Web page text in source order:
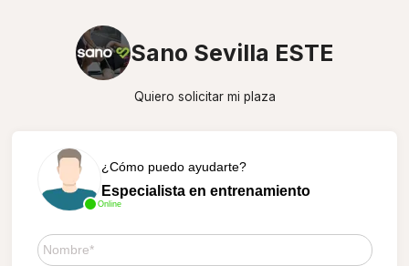
Sano Sevilla ESTE
Quiero solicitar mi plaza
Online
¿Cómo puedo ayudarte?
Especialista en entrenamiento